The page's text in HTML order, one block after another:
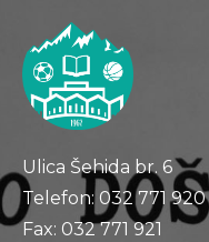
Ulica Šehida br. 6
Telefon: 032 771 920
Fax: 032 771 921